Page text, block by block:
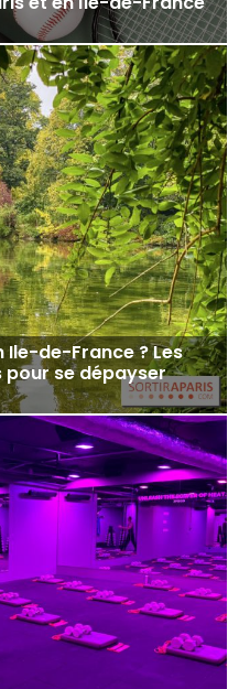
Ile-de-France ? Les
pour se dépayser